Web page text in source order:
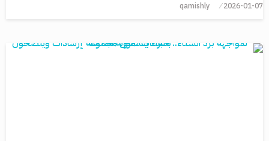
2026-01-07
qamishly